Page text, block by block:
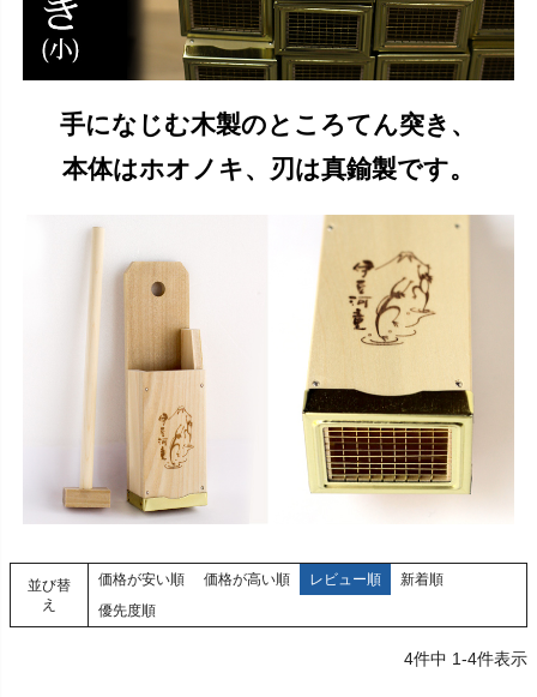
手になじむ木製のところてん突き、
本体はホオノキ、刃は真鍮製です。
並び替
え
価格が安い順 価格が高い順 レビュー順
新着順
優先度順
4件中 1-4件表示